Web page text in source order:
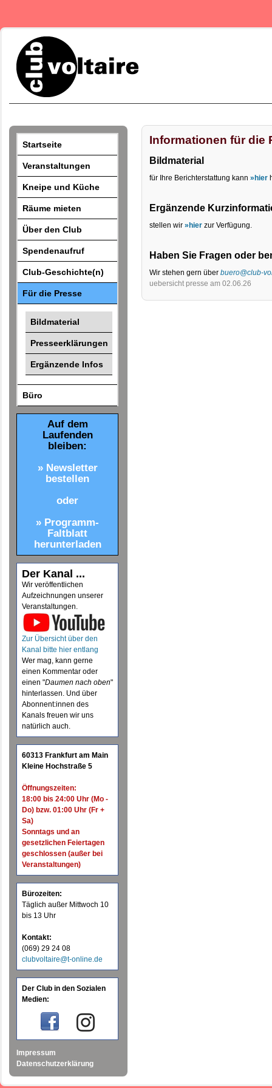
Startseite
Veranstaltungen
Kneipe und Küche
Räume mieten
Über den Club
Spendenaufruf
Club-Geschichte(n)
Für die Presse
Bildmaterial
Presseerklärungen
Ergänzende Infos
Büro
Auf dem
Laufenden
bleiben:
» Newsletter
bestellen
oder
» Programm-
Faltblatt
herunterladen
Der Kanal ...
Wir veröffentlichen
Aufzeichnungen unserer
Veranstaltungen.
Zur Übersicht über den
Kanal bitte hier entlang
Wer mag, kann gerne
einen Kommentar oder
einen "Daumen nach oben"
hinterlassen. Und über
Abonnent:innen des
Kanals freuen wir uns
natürlich auch.
60313 Frankfurt am Main
Kleine Hochstraße 5
Öffnungszeiten:
18:00 bis 24:00 Uhr (Mo -
Do) bzw. 01:00 Uhr (Fr +
Sa)
Sonntags und an
gesetzlichen Feiertagen
geschlossen (außer bei
Veranstaltungen)
Bürozeiten:
Täglich außer Mittwoch 10
bis 13 Uhr
Kontakt:
(069) 29 24 08
clubvoltaire@t-online.de
Der Club in den Sozialen
Medien:
Impressum
Datenschutzerklärung
Informationen für die
Bildmaterial
für Ihre Berichterstattung kann»hier
Ergänzende
stellen wir»hier zur Verfügung.
Haben Sie Fragen oder
Wir stehen gern überbuero@club-
uebersicht presse am 02.06.26